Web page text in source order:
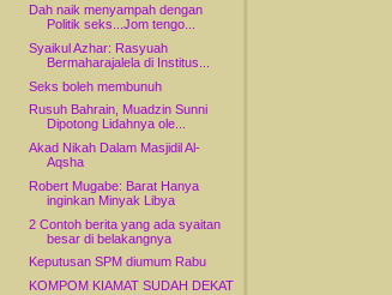
Dah naik menyampah dengan
Politik seks...Jom tengo...
Syaikul Azhar: Rasyuah
Bermaharajalela di Institus...
Seks boleh membunuh
Rusuh Bahrain, Muadzin Sunni
Dipotong Lidahnya ole...
Akad Nikah Dalam Masjidil Al-
Aqsha
Robert Mugabe: Barat Hanya
inginkan Minyak Libya
2 Contoh berita yang ada syaitan
besar di belakangnya
Keputusan SPM diumum Rabu
KOMPOM KIAMAT SUDAH DEKAT